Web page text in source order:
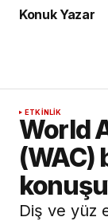
Konuk Yazar
ETKINLIK
World
(WAC)
Diş ve yüz